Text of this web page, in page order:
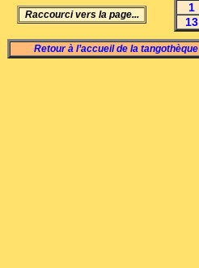
Raccourci vers la page...
1
13
Retour à l’accueil de la tangothèque